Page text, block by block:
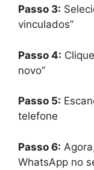
Passo 3:
vinculados”
Passo 4:
novo”
Passo 5:
telefone
Passo 6:
WhatsApp no